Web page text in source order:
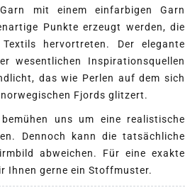
mit einem einfarbigen Garn
Punkte erzeugt werden, die
hervortreten. Der elegante
wesentlichen Inspirationsquellen
das wie Perlen auf dem sich
Fjords glitzert.
uns um eine realistische
Dennoch kann die tatsächliche
abweichen. Für eine exakte
Ihnen gerne ein Stoffmuster.